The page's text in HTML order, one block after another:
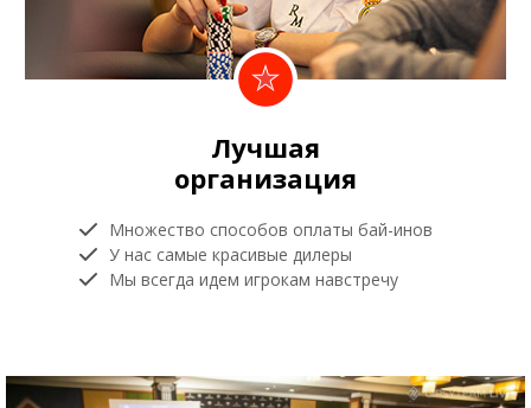
Лучшая
организация
Множество способов оплаты бай-инов
У нас самые красивые дилеры
Мы всегда идем игрокам навстречу